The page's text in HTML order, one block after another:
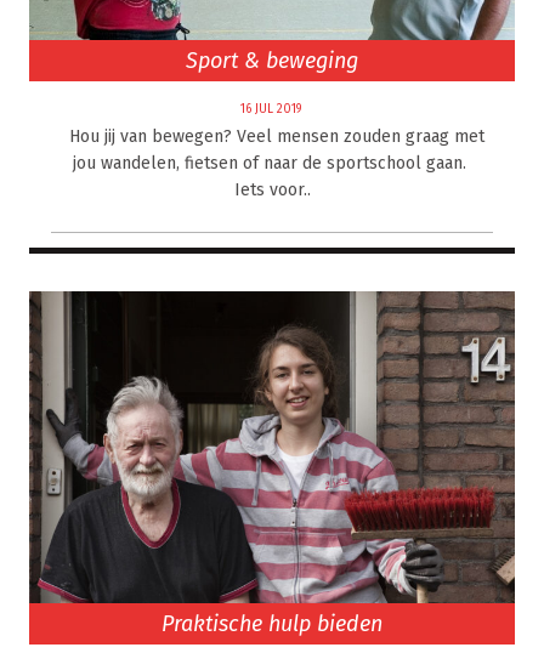
Sport & beweging
16 JUL 2019
Hou jij van bewegen? Veel mensen zouden graag met
jou wandelen, fietsen of naar de sportschool gaan.
Iets voor..
Praktische hulp bieden